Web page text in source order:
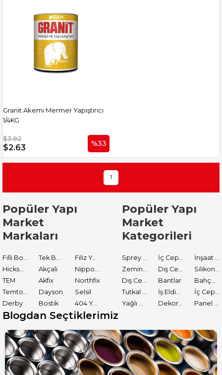
Granit Akemi Mermer Yapıştırıcı
1/4KG
$3.92
$2.63 %33
1
Popüler Yapı
Market
Markaları
Filli Boya Tek Boya
Filiz Yapı Market
Hickson Decor
Akçali
Nippon Paint
TEM
Akfix
Northfix
Temtools
Dayson
Selsil
Derby
Bostik 404 Yapıştırıcı
Popüler Yapı
Market
Kategorileri
Sprey Boyalar İç Cephe Astarları
İnşaat Tamir Malzemeleri
Zemin Boyası
Dış Cephe Boyaları
Silikon ve Mastikler
Dış Cephe Astarları
Bantlar
Bahçe El Aletleri
Tutkal ve Yapıştırıcılar
İş Eldiveni
İç Cephe Boyaları
Yağlı Boyalar
Dekoratif Boyalar Panel Kapı Boyası
Blogdan Seçtiklerimiz